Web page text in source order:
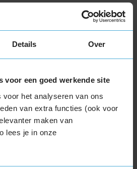
Details Over
voor een goed werkende site
het analyseren van ons
van extra functies (ook voor
maken van
lees je in onze